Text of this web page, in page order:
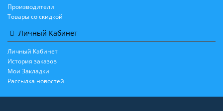
Производители
Товары со скидкой
Личный Кабинет
Личный Кабинет
История заказов
Мои Закладки
Рассылка новостей